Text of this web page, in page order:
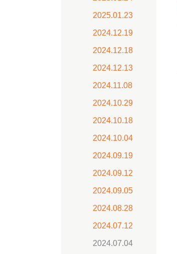
2025.01.23
2024.12.19
2024.12.18
2024.12.13
2024.11.08
2024.10.29
2024.10.18
2024.10.04
2024.09.19
2024.09.12
2024.09.05
2024.08.28
2024.07.12
2024.07.04